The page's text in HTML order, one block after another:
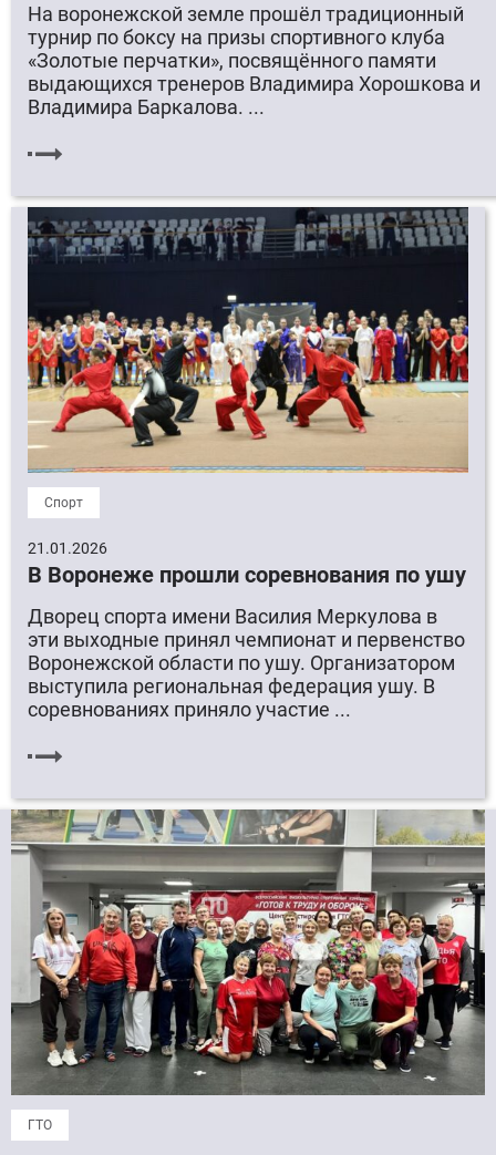
На воронежской земле прошёл традиционный
турнир по боксу на призы спортивного клуба
«Золотые перчатки», посвящённого памяти
выдающихся тренеров Владимира Хорошкова и
Владимира Баркалова. ...
Спорт
21.01.2026
В Воронеже прошли соревнования по ушу
Дворец спорта имени Василия Меркулова в
эти выходные принял чемпионат и первенство
Воронежской области по ушу. Организатором
выступила региональная федерация ушу. В
соревнованиях приняло участие ...
ГТО